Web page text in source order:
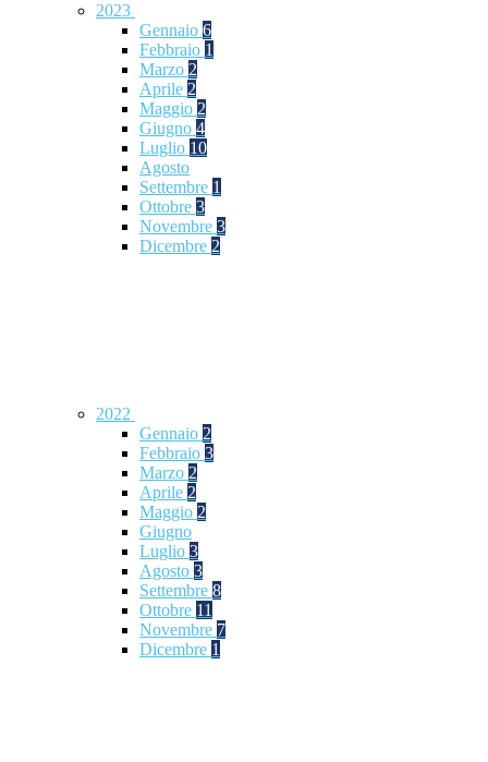
2023
Gennaio 6
Febbraio 1
Marzo 2
Aprile 2
Maggio 2
Giugno 4
Luglio 10
Agosto
Settembre 1
Ottobre 3
Novembre 3
Dicembre 2
2022
Gennaio 2
Febbraio 3
Marzo 2
Aprile 2
Maggio 2
Giugno
Luglio 3
Agosto 3
Settembre 8
Ottobre 11
Novembre 7
Dicembre 1